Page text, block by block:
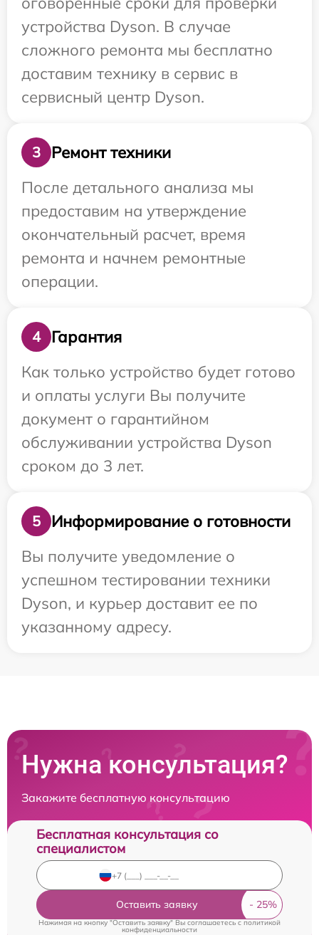
устройства Dyson. В случае
сложного ремонта мы бесплатно
доставим технику в сервис в
сервисный центр Dyson.
3
Ремонт техники
После детального анализа мы
предоставим на утверждение
окончательный расчет, время
ремонта и начнем ремонтные
операции.
4
Гарантия
Как только устройство будет готово
и оплаты услуги Вы получите
документ о гарантийном
обслуживании устройства Dyson
сроком до 3 лет.
5
Информирование о готовности
Вы получите уведомление о
успешном тестировании техники
Dyson, и курьер доставит ее по
указанному адресу.
Нужна консультация?
Закажите бесплатную консультацию
Бесплатная консультация со
специалистом
Оставить заявку
Нажимая на кнопку "Оставить заявку" Вы соглашаетесь cполитикой
конфиденциальности